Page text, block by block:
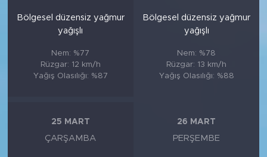
Bölgesel düzensiz yağmur
yağışlı
Nem: %77
Rüzgar: 12 km/h
Yağış Olasılığı: %87
Bölgesel düzensiz yağmur
yağışlı
Nem: %78
Rüzgar: 13 km/h
Yağış Olasılığı: %88
25 MART
ÇARŞAMBA
26 MART
PERŞEMBE